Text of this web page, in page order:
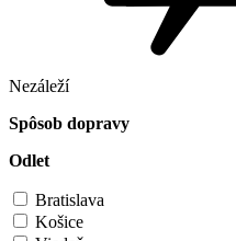
Nezáleží
Spôsob dopravy
Odlet
Bratislava
Košice